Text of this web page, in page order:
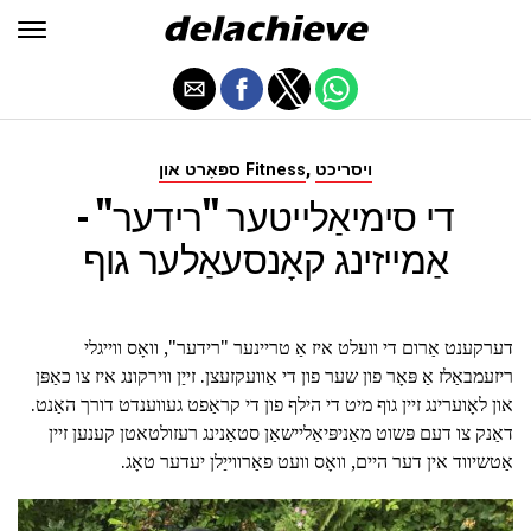
ספּאָרט און Fitness, ויסריכט
די סימיאַלייטער "רידער" -
אַמייזינג קאָנסעאַלער גוף
דערקענט אַרום די וועלט איז אַ טריינער "רידער", וואָס ווייגלי
ריזעמבאַלז אַ פּאָר פון שער פון די אַוועקזעצן. זייַן ווירקונג איז צו כאַפּן
און לאָוערינג זיין גוף מיט די הילף פון די קראַפט געווענדט דורך האַנט.
דאַנק צו דעם פּשוט מאַניפּיאַליישאַן סטאַנינג רעזולטאטן קענען זיין
אַטשיווד אין דער היים, וואָס וועט פאַרווייַלן יעדער טאָג.